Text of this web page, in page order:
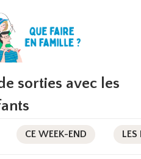
sorties avec les
CE WEEK-END LES